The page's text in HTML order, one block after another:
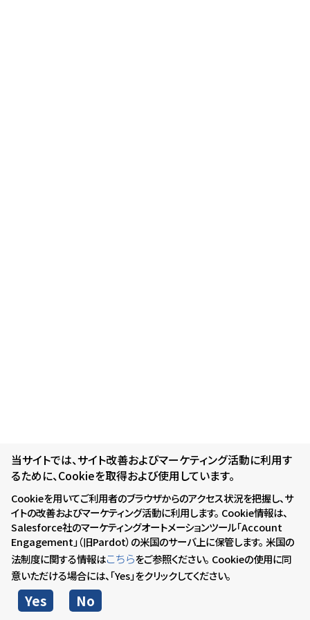
当サイトでは、サイト改善およびマーケティング活動に利用す
るために、Cookieを取得および使用しています。
Cookieを用いてご利用者のブラウザからのアクセス状況を把握し、サ
イトの改善およびマーケティング活動に利用します。 Cookie情報は、
Salesforce社のマーケティングオートメーションツール「Account
Engagement」（旧Pardot）の米国のサーバ上に保管します。 米国の
法制度に関する情報はこちらをご参照ください。 Cookieの使用に同
意いただける場合には、「Yes」をクリックしてください。
Yes No